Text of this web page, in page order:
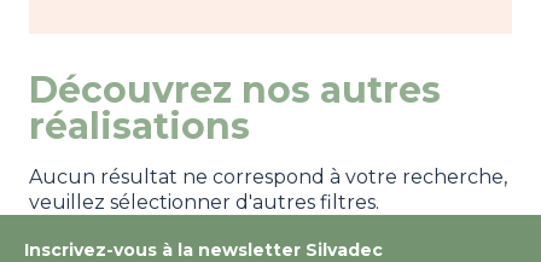
Découvrez nos autres
réalisations
Aucun résultat ne correspond à votre recherche,
veuillez sélectionner d'autres filtres.
Inscrivez-vous à la newsletter Silvadec